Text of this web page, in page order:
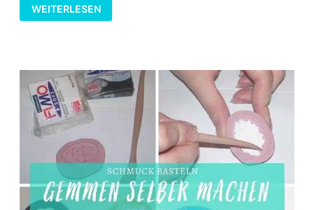
WICHTELTÜR
AUS
MODELLIERMASSE
STEIN-
ODER
HOLZLOOK
WEITERLESEN